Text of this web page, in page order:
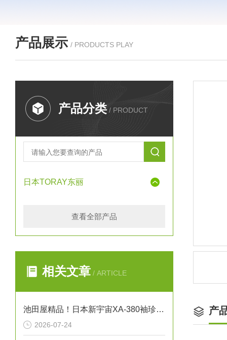
产品展示 / PRODUCTS PLAY
产品分类 / PRODUCT
日本TORAY东丽
查看全部产品
相关文章 / ARTICLE
池田屋精品！日本新宇宙XA-380袖珍型可燃气体探测器
2026-07-24
产